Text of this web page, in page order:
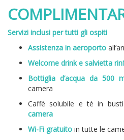
Servizi inclusi per tutti gli ospiti
Assistenza in aeroporto
Welcome drink e salvietta
Bottiglia d’acqua da 500
camera
Caffè solubile e tè in
camera
Wi-Fi gratuito in tutte le